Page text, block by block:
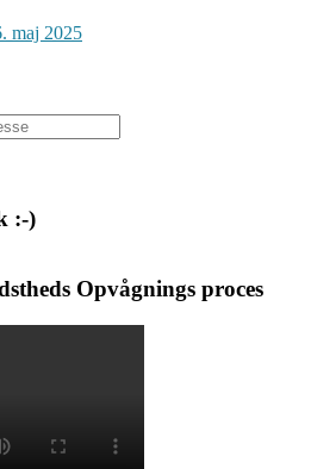
maj 2025
:-)
Opvågnings proces